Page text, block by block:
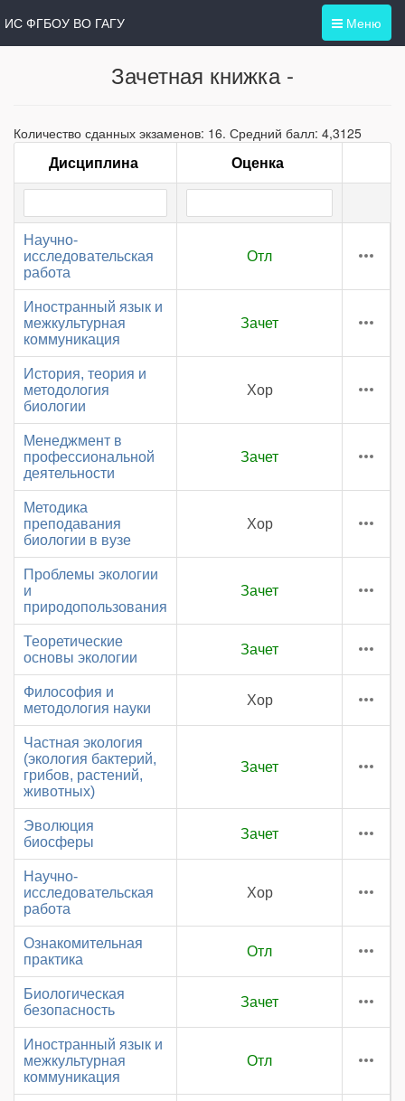
Меню
ИС ФГБОУ ВО ГАГУ
Зачетная книжка -
Количество сданных экзаменов: 16. Средний балл: 4,3125
Дисциплина Оценка
Научно-
исследовательская
работа
Отл
Иностранный язык и
межкультурная
коммуникация
Зачет
История, теория и
методология
биологии
Хор
Менеджмент в
профессиональной
деятельности
Зачет
Методика
преподавания
биологии в вузе
Хор
Проблемы экологии
и
природопользования
Зачет
Теоретические
основы экологии
Зачет
Философия и
методология науки
Хор
Частная экология
(экология бактерий,
грибов, растений,
животных)
Зачет
Эволюция
биосферы
Зачет
Научно-
исследовательская
работа
Хор
Ознакомительная
практика
Отл
Биологическая
безопасность
Зачет
Иностранный язык и
межкультурная
коммуникация
Отл